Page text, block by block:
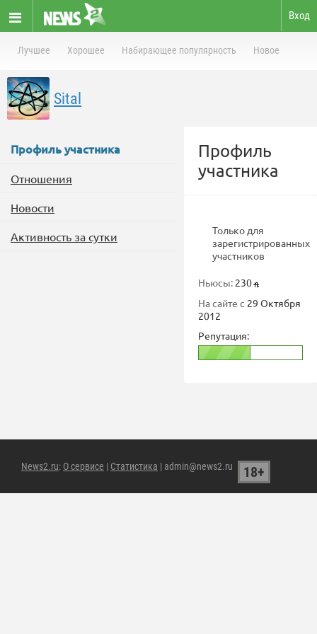
Вход
Лучшее Хорошее Набирающее популярность Новое
Sital
Профиль участника
Отношения
Новости
Активность за сутки
Профиль
участника
Только для
зарегистрированных
участников
Ньюсы: 230
На сайте с 29 Октября
2012
Репутация:
News2.ru: О сервисе | Статистика | admin@news2.ru 18+